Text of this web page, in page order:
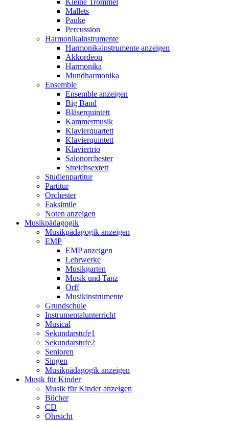
Kleine Trommel
Mallets
Pauke
Percussion
Harmonikainstrumente
Harmonikainstrumente anzeigen
Akkordeon
Harmonika
Mundharmonika
Ensemble
Ensemble anzeigen
Big Band
Bläserquintett
Kammermusik
Klavierquartett
Klavierquintett
Klaviertrio
Salonorchester
Streichsextett
Studienpartitur
Partitur
Orchester
Faksimile
Noten anzeigen
Musikpädagogik
Musikpädagogik anzeigen
EMP
EMP anzeigen
Lehrwerke
Musikgarten
Musik und Tanz
Orff
Musikinstrumente
Grundschule
Instrumentalunterricht
Musical
Sekundarstufe1
Sekundarstufe2
Senioren
Singen
Musikpädagogik anzeigen
Musik für Kinder
Musik für Kinder anzeigen
Bücher
CD
Ohrsicht